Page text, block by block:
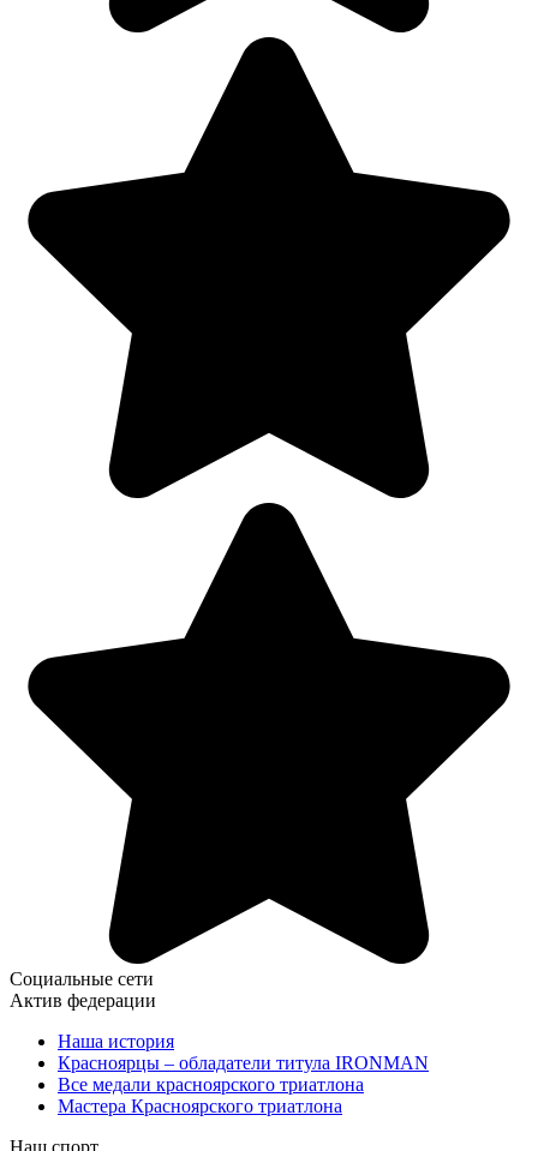
Социальные сети
Актив федерации
Наша история
Красноярцы – обладатели титула IRONMAN
Все медали красноярского триатлона
Мастера Красноярского триатлона
Наш спорт